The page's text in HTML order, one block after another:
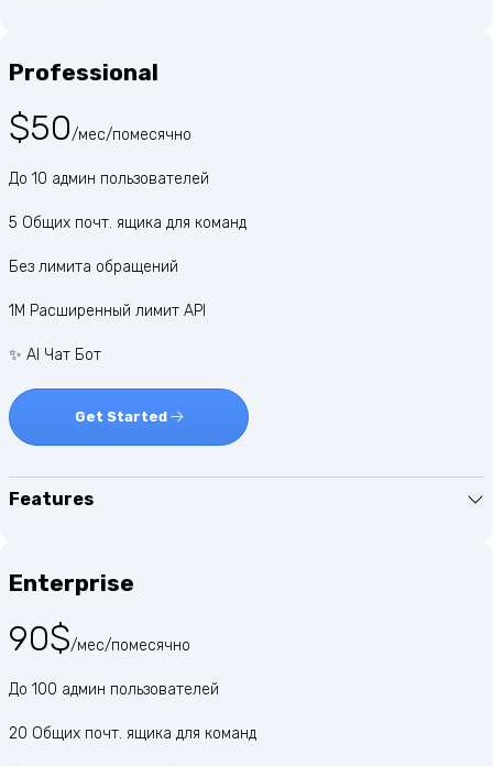
Professional
$50/мес/помесячно
До 10 админ пользователей
5 Общих почт. ящика для команд
Без лимита обращений
1M Расширенный лимит API
✨ AI Чат Бот
Get Started
Features
Enterprise
90$/мес/помесячно
До 100 админ пользователей
20 Общих почт. ящика для команд